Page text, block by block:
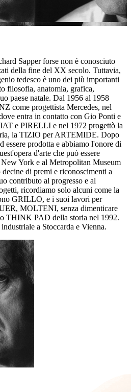
Sapper forse non è conosciuto
della fine del XX secolo. Tuttavia,
tedesco è uno dei più importanti
filosofia, anatomia, grafica,
paese natale. Dal 1956 al 1958
come progettista Mercedes, nel
entra in contatto con Gio Ponti e
e PIRELLI e nel 1972 progettò la
la TIZIO per ARTEMIDE. Dopo
essere prodotta e abbiamo l'onore di
d'arte che può essere
York e al Metropolitan Museum
di premi e riconoscimenti a
contributo al progresso e al
ricordiamo solo alcuni come la
GRILLO, e i suoi lavori per
MOLTENI, senza dimenticare
THINK PAD della storia nel 1992.
a Stoccarda e Vienna.